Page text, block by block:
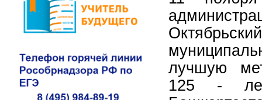
лучшую
125 -